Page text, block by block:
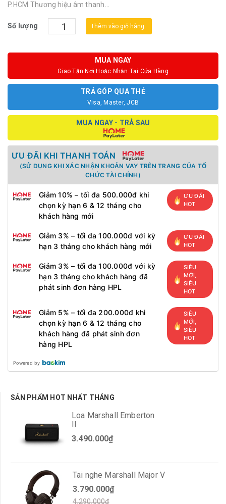
P.HCM.Thương hiệu âm thanh...
Số lượng Thêm vào giỏ hàng
MUA NGAY
Giao Tận Nơi Hoặc Nhận Tại Cửa Hàng
TRẢ GÓP QUA THẺ
Visa, Master, JCB
MUA NGAY - TRẢ SAU
ƯU ĐÃI KHI THANH TOÁN
(SỬ DỤNG KHI XÁC NHẬN KHOẢN VAY TRÊN TRANG CỦA TỔ
CHỨC TÀI CHÍNH)
Giảm 10% – tối đa 500.000đ khi
chọn kỳ hạn 6 & 12 tháng cho
khách hàng mới
ƯU ĐÃI
HOT
Giảm 3% – tối đa 100.000đ với kỳ
hạn 3 tháng cho khách hàng mới
ƯU ĐÃI
HOT
Giảm 3% – tối đa 100.000đ với kỳ
hạn 3 tháng cho khách hàng đã
phát sinh đơn hàng HPL
SIÊU
MỚI,
SIÊU
HOT
Giảm 5% – tối đa 200.000đ khi
chọn kỳ hạn 6 & 12 tháng cho
khách hàng đã phát sinh đơn
hàng HPL
SIÊU
MỚI,
SIÊU
HOT
Powered by
SẢN PHẨM HOT NHẤT THÁNG
Loa Marshall Emberton
II
3.490.000₫
Tai nghe Marshall Major V
3.790.000₫
4.290.000₫